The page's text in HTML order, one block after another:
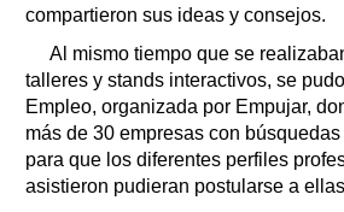
compartieron sus ideas y consejos.
Al mismo tiempo que se
talleres y stands interactivos, se
Empleo, organizada por Empujar,
más de 30 empresas con
para que los diferentes perfiles
asistieron pudieran postularse a